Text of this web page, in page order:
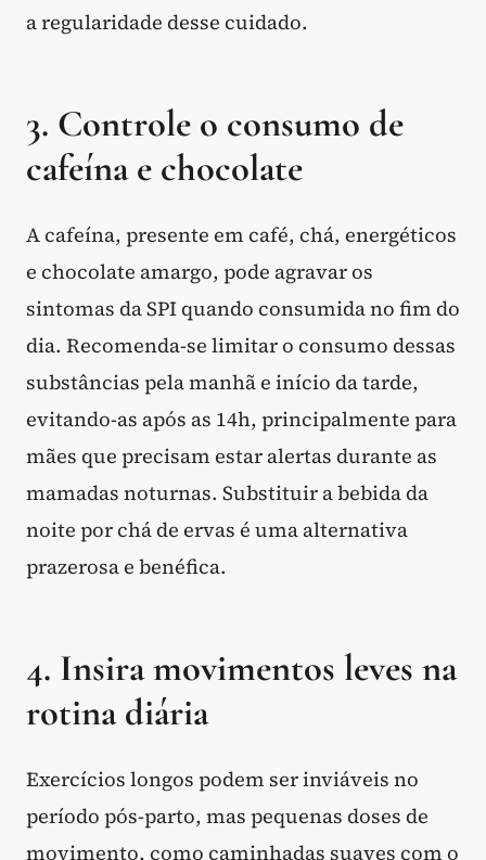
a regularidade desse cuidado.
3. Controle o consumo de
cafeína e chocolate
A cafeína, presente em café, chá, energéticos
e chocolate amargo, pode agravar os
sintomas da SPI quando consumida no fim do
dia. Recomenda-se limitar o consumo dessas
substâncias pela manhã e início da tarde,
evitando-as após as 14h, principalmente para
mães que precisam estar alertas durante as
mamadas noturnas. Substituir a bebida da
noite por chá de ervas é uma alternativa
prazerosa e benéfica.
4. Insira movimentos leves na
rotina diária
Exercícios longos podem ser inviáveis no
período pós-parto, mas pequenas doses de
movimento, como caminhadas suaves com o